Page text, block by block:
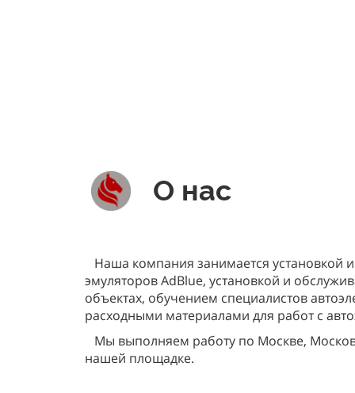
О нас
Наша компания занимается установкой
эмуляторов AdBlue, установкой и
объектах, обучением специалистов
расходными материалами для работ с
Мы выполняем работу по Москве,
нашей площадке.